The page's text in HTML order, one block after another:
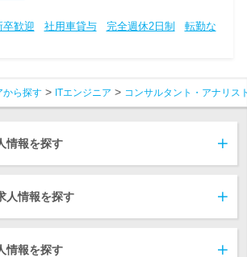
卒歓迎 社用車貸与 完全週休2日制
転勤な
から探す ITエンジニア コンサルタント・アナリス
情報を探す
人情報を探す
情報を探す